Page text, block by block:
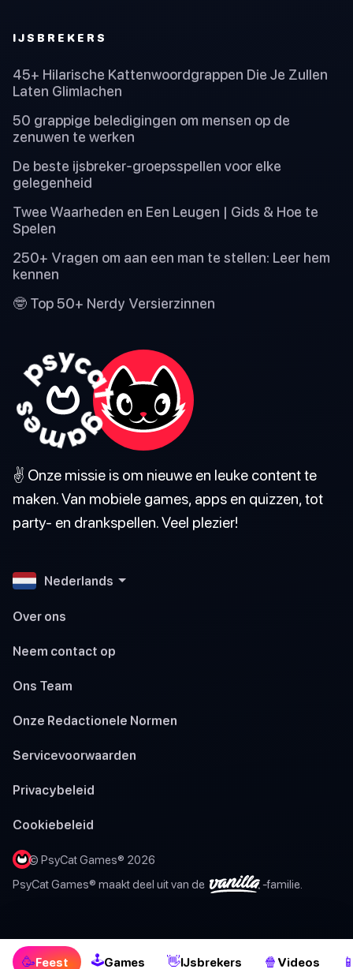
🥳Feest 🕹Games 👋IJsbrekers 🍿 Videos
IJSBREKERS
45+ Hilarische Kattenwoordgrappen Die Je Zullen
Laten Glimlachen
50 grappige beledigingen om mensen op de
zenuwen te werken
De beste ijsbreker-groepsspellen voor elke
gelegenheid
Twee Waarheden en Een Leugen | Gids & Hoe te
Spelen
250+ Vragen om aan een man te stellen: Leer hem
kennen
🤓 Top 50+ Nerdy Versierzinnen
✌️ Onze missie is om nieuwe en leuke content te
maken. Van mobiele games, apps en quizzen, tot
party- en drankspellen. Veel plezier!
Nederlands
Over ons
Neem contact op
Ons Team
Onze Redactionele Normen
Servicevoorwaarden
Privacybeleid
Cookiebeleid
© PsyCat Games® 2026
PsyCat Games® maakt deel uit van de
-familie.